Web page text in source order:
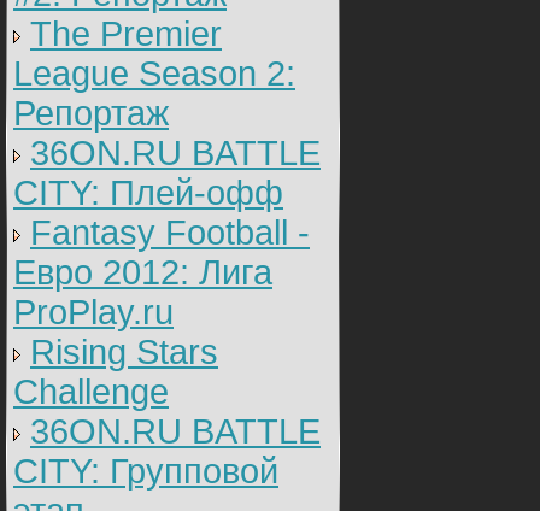
The Premier
League Season 2:
Репортаж
36ON.RU BATTLE
CITY: Плей-офф
Fantasy Football -
Евро 2012: Лига
ProPlay.ru
Rising Stars
Challenge
36ON.RU BATTLE
CITY: Групповой